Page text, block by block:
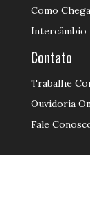
Como
Intercâmbio
Contato
Trabalhe
Ouvidoria
Fale